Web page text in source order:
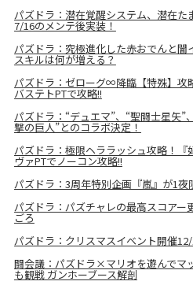
パズドラ：潜在覚醒システム、潜在た
7/16のメンテ後実装！
パズドラ：究極進化した赤おでんと
スキルは何が増える？
パズドラ：ゼローグ∞降臨【特殊】攻
バステトPTで攻略!!
パズドラ：“デュエマ”、“聖闘士星矢”
撃の巨人”とのコラボ決定！
パズドラ：極限ヘララッシュ攻略！『
ヴァPTでノーコン攻略!!
パズドラ：3周年特別企画『嵐』が1夜
パズドラ：パズチャレの最高スコアー
ごろ
パズドラ：クリスマスイベント開催12/
闘会議：パズドラ×マリオを遊んでマ
も観戦 ガンホーブース解剖